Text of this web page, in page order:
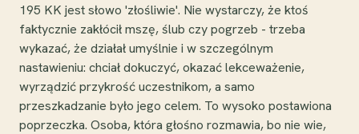
195 KK jest słowo 'złośliwie'. Nie wystarczy, że ktoś
faktycznie zakłócił mszę, ślub czy pogrzeb - trzeba
wykazać, że działał umyślnie i w szczególnym
nastawieniu: chciał dokuczyć, okazać lekceważenie,
wyrządzić przykrość uczestnikom, a samo
przeszkadzanie było jego celem. To wysoko postawiona
poprzeczka. Osoba, która głośno rozmawia, bo nie wie,